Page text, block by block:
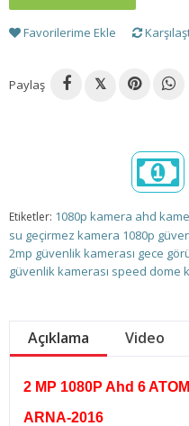
Favorilerime Ekle
Paylaş 𝕏
Etiketler: 1080p kamera ahd
su geçirmez kamera 1080p
2mp güvenlik kamerası gece
güvenlik kamerası speed dome
Açıklama Video
2 MP 1080P Ahd 6
ARNA-2016